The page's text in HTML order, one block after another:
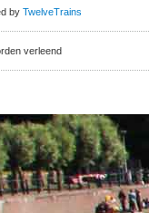
by TwelveTrains
verleend